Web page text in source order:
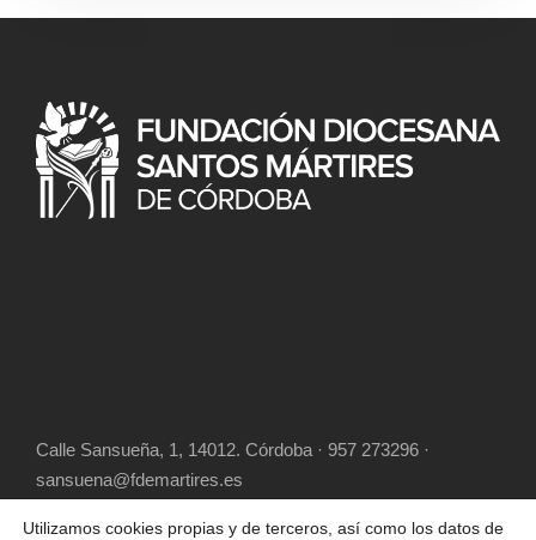
Calle Sansueña, 1, 14012. Córdoba · 957 273296 ·
sansuena@fdemartires.es
Utilizamos cookies propias y de terceros, así como los datos de